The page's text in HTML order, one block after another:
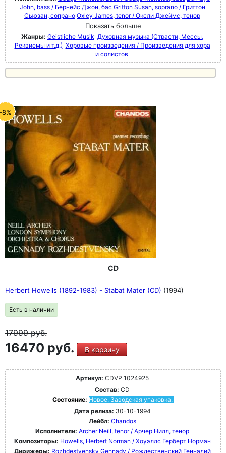
John, bass / Бернейс Джон, бас Gritton Susan, soprano / Гриттон
Сьюзан, сопрано Oxley James, tenor / Оксли Джеймс, тенор
Показать больше
Жанры: Geistliche Musik Духовная музыка (Страсти, Мессы,
Реквиемы и т.д.) Хоровые произведения / Произведения для хора
и солистов
8%
CD
Herbert Howells (1892-1983) - Stabat Mater (CD) (1994)
Есть в наличии
17999руб.
16470 руб. В корзину
Артикул: CDVP 1024925
Состав: CD
Состояние: Новое. Заводская упаковка.
Дата релиза: 30-10-1994
Лейбл: Chandos
Исполнители: Archer Neill, tenor / Арчер Нилл, тенор
Композиторы: Howells, Herbert Norman / Хоуэллс Герберт Норман
Дирижеры: Rozhdestvensky Gennady / Рождественский Геннадий